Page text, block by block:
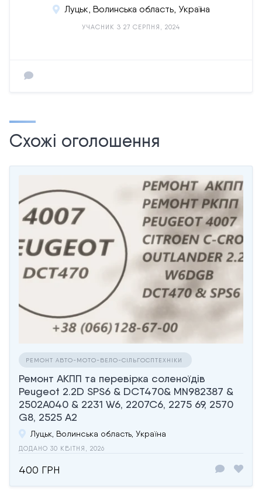
Луцьк, Волинська область, Україна
УЧАСНИК З 27 СЕРПНЯ, 2024
Схожі оголошення
РЕМОНТ АВТО-МОТО-ВЕЛО-СІЛЬГОСПТЕХНІКИ
Ремонт АКПП та перевірка соленоїдів
Peugeot 2.2D SPS6 & DCT470& MN982387 &
2502A040 & 2231 W6, 2207C6, 2275 69, 2570
G8, 2525 A2
Луцьк, Волинська область, Україна
ДОДАНО 30 КВІТНЯ, 2026
400 ГРН